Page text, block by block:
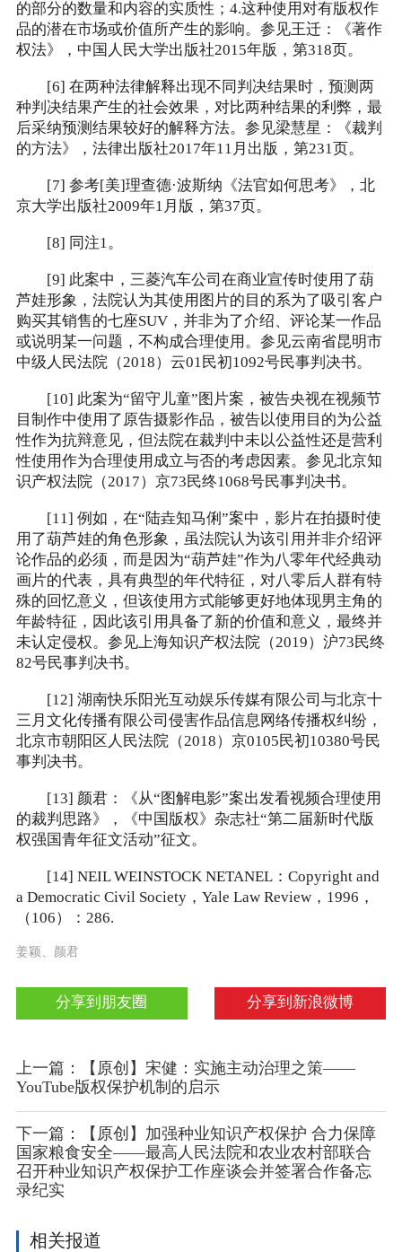
的部分的数量和内容的实质性；4.这种使用对有版权作
品的潜在市场或价值所产生的影响。参见王迁：《著作
权法》，中国人民大学出版社2015年版，第318页。
[6] 在两种法律解释出现不同判决结果时，预测两
种判决结果产生的社会效果，对比两种结果的利弊，最
后采纳预测结果较好的解释方法。参见梁慧星：《裁判
的方法》，法律出版社2017年11月出版，第231页。
[7] 参考[美]理查德·波斯纳《法官如何思考》，北
京大学出版社2009年1月版，第37页。
[8] 同注1。
[9] 此案中，三菱汽车公司在商业宣传时使用了葫
芦娃形象，法院认为其使用图片的目的系为了吸引客户
购买其销售的七座SUV，并非为了介绍、评论某一作品
或说明某一问题，不构成合理使用。参见云南省昆明市
中级人民法院（2018）云01民初1092号民事判决书。
[10] 此案为“留守儿童”图片案，被告央视在视频节
目制作中使用了原告摄影作品，被告以使用目的为公益
性作为抗辩意见，但法院在裁判中未以公益性还是营利
性使用作为合理使用成立与否的考虑因素。参见北京知
识产权法院（2017）京73民终1068号民事判决书。
[11] 例如，在“陆垚知马俐”案中，影片在拍摄时使
用了葫芦娃的角色形象，虽法院认为该引用并非介绍评
论作品的必须，而是因为“葫芦娃”作为八零年代经典动
画片的代表，具有典型的年代特征，对八零后人群有特
殊的回忆意义，但该使用方式能够更好地体现男主角的
年龄特征，因此该引用具备了新的价值和意义，最终并
未认定侵权。参见上海知识产权法院（2019）沪73民终
82号民事判决书。
[12] 湖南快乐阳光互动娱乐传媒有限公司与北京十
三月文化传播有限公司侵害作品信息网络传播权纠纷，
北京市朝阳区人民法院（2018）京0105民初10380号民
事判决书。
[13] 颜君：《从“图解电影”案出发看视频合理使用
的裁判思路》，《中国版权》杂志社“第二届新时代版
权强国青年征文活动”征文。
[14] NEIL WEINSTOCK NETANEL：Copyright and
a Democratic Civil Society，Yale Law Review，1996，
（106）：286.
姜颖、颜君
分享到新浪微博
分享到朋友圈
上一篇：【原创】宋健：实施主动治理之策——
YouTube版权保护机制的启示
下一篇：【原创】加强种业知识产权保护 合力保障
国家粮食安全——最高人民法院和农业农村部联合
召开种业知识产权保护工作座谈会并签署合作备忘
录纪实
相关报道